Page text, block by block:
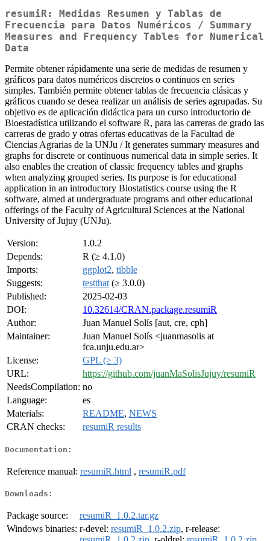
resumiR: Medidas Resumen y Tablas de
Frecuencia para Datos Numéricos / Summary
Measures and Frequency Tables for Numerical
Data
Permite obtener rápidamente una serie de medidas de resumen y
gráficos para datos numéricos discretos o continuos en series
simples. También permite obtener tablas de frecuencia clásicas y
gráficos cuando se desea realizar un análisis de series agrupadas. Su
objetivo es de aplicación didáctica para un curso introductorio de
Bioestadística utilizando el software R, para las carreras de grado las
carreras de grado y otras ofertas educativas de la Facultad de
Ciencias Agrarias de la UNJu / It generates summary measures and
graphs for discrete or continuous numerical data in simple series. It
also enables the creation of classic frequency tables and graphs
when analyzing grouped series. Its purpose is for educational
application in an introductory Biostatistics course using the R
software, aimed at undergraduate programs and other educational
offerings of the Faculty of Agricultural Sciences at the National
University of Jujuy (UNJu).
Version:
1.0.2
Depends:
R (≥ 4.1.0)
Imports:
ggplot2, tibble
Suggests:
testthat (≥ 3.0.0)
Published:
2025-02-03
DOI:
10.32614/CRAN.package.resumiR
Author:
Juan Manuel Solís [aut, cre, cph]
Maintainer:
Juan Manuel Solís <juanmasolis at
fca.unju.edu.ar>
License:
GPL (≥ 3)
URL:
https://github.com/juanMaSolisJujuy/resumiR
NeedsCompilation: no
Language:
es
Materials:
README, NEWS
CRAN checks:
resumiR results
Documentation:
Reference manual: resumiR.html , resumiR.pdf
Downloads:
Package source:
resumiR_1.0.2.tar.gz
Windows binaries: r-devel: resumiR_1.0.2.zip, r-release: